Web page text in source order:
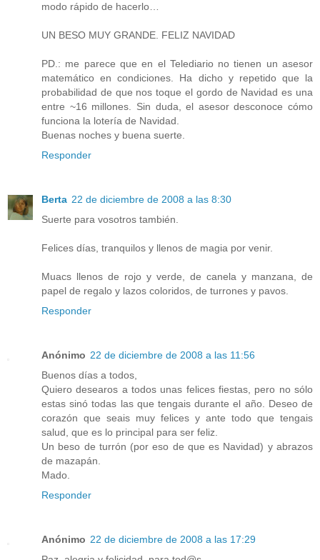
modo rápido de hacerlo…
UN BESO MUY GRANDE. FELIZ NAVIDAD
PD.: me parece que en el Telediario no tienen un asesor
matemático en condiciones. Ha dicho y repetido que la
probabilidad de que nos toque el gordo de Navidad es una
entre ~16 millones. Sin duda, el asesor desconoce cómo
funciona la lotería de Navidad.
Buenas noches y buena suerte.
Responder
Berta 22 de diciembre de 2008 a las 8:30
Suerte para vosotros también.
Felices días, tranquilos y llenos de magia por venir.
Muacs llenos de rojo y verde, de canela y manzana, de
papel de regalo y lazos coloridos, de turrones y pavos.
Responder
Anónimo 22 de diciembre de 2008 a las 11:56
Buenos días a todos,
Quiero desearos a todos unas felices fiestas, pero no sólo
estas sinó todas las que tengais durante el año. Deseo de
corazón que seais muy felices y ante todo que tengais
salud, que es lo principal para ser feliz.
Un beso de turrón (por eso de que es Navidad) y abrazos
de mazapán.
Mado.
Responder
Anónimo 22 de diciembre de 2008 a las 17:29